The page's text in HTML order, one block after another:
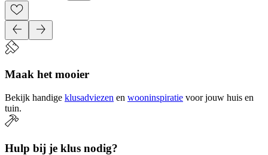
Maak het mooier
Bekijk handige klusadviezen en wooninspiratie voor jouw huis en
tuin.
Hulp bij je klus nodig?